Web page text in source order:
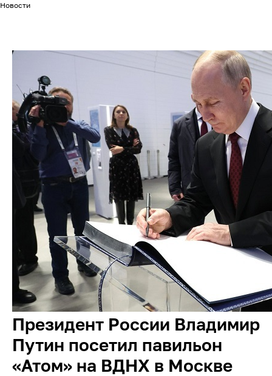
Новости
Президент России Владимир
Путин посетил павильон
«Атом» на ВДНХ в Москве